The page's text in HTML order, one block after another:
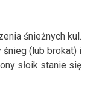
śnieżnych kul.
(lub brokat) i
słoik stanie się